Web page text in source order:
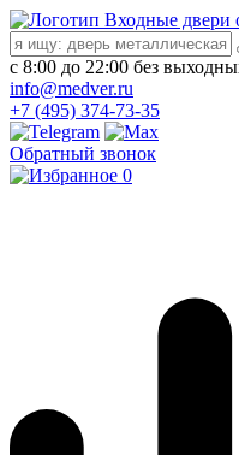
Входные двери
с 8:00 до 22:00 без
info@medver.ru
+7 (495) 374-73-35
Обратный звонок
0